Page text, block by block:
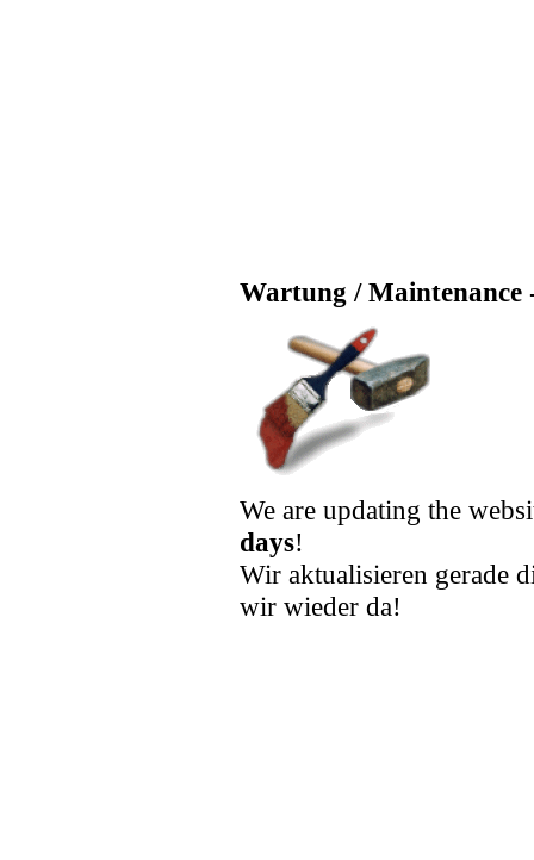
Wartung / Maintenance
We are updating the
days!
Wir aktualisieren gerade
wir wieder da!